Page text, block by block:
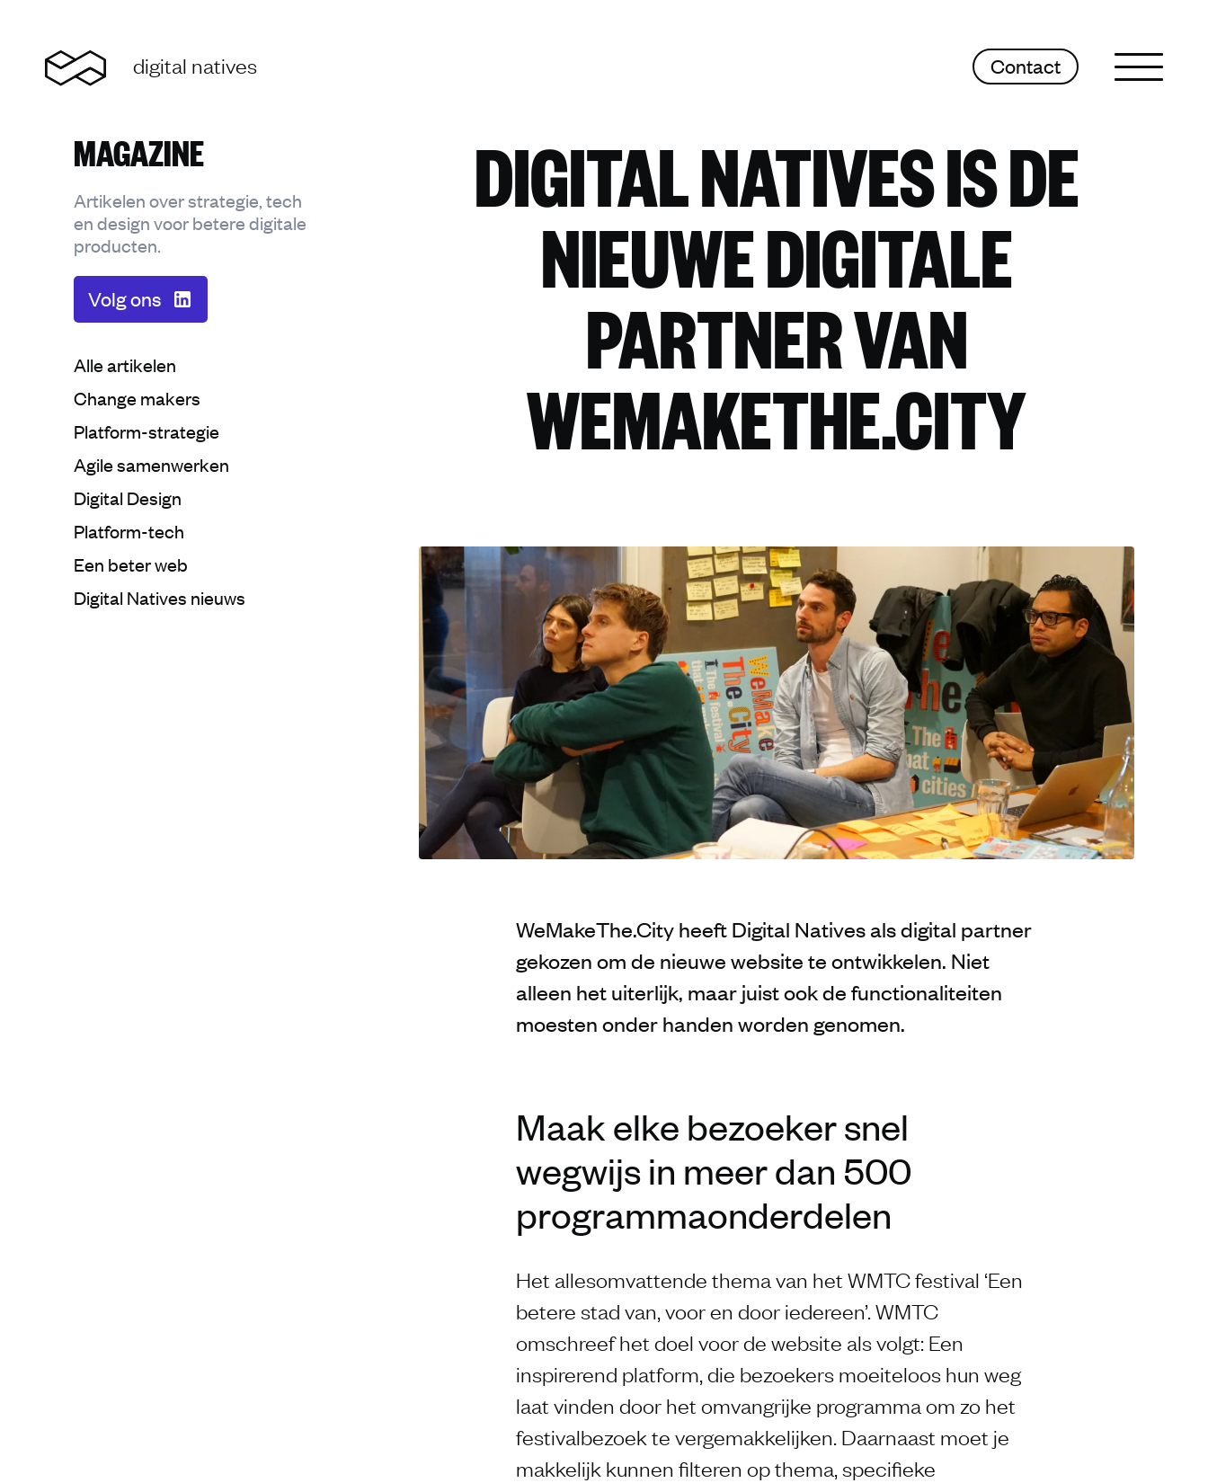
Home Contact Sluit menu
digital natives
MAGAZINE
Artikelen over strategie, tech
en design voor betere digitale
producten.
Volg ons
Categorie:
Alle artikelen
Categorie:
Change makers
Categorie:
Platform-strategie
Categorie:
Agile samenwerken
Categorie:
Digital Design
Categorie:
Platform-tech
Categorie:
Een beter web
Categorie:
Digital Natives nieuws
DIGITAL NATIVES IS DE
NIEUWE DIGITALE
PARTNER VAN
WEMAKETHE.CITY
WeMakeThe.City heeft Digital Natives als digital partner
gekozen om de nieuwe website te ontwikkelen. Niet
alleen het uiterlijk, maar juist ook de functionaliteiten
moesten onder handen worden genomen.
Maak elke bezoeker snel
wegwijs in meer dan 500
programmaonderdelen
Het allesomvattende thema van het WMTC festival ‘Een
betere stad van, voor en door iedereen’. WMTC
omschreef het doel voor de website als volgt: Een
inspirerend platform, die bezoekers moeiteloos hun weg
laat vinden door het omvangrijke programma om zo het
festivalbezoek te vergemakkelijken. Daarnaast moet je
makkelijk kunnen filteren op thema, specifieke